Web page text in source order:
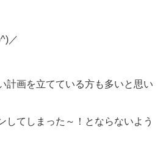
／
計画を立てている方も多いと思い
してしまった～！とならないよう